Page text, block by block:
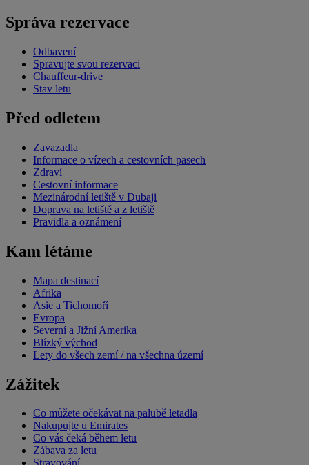
Správa rezervace
Odbavení
Spravujte svou rezervaci
Chauffeur-drive
Stav letu
Před odletem
Zavazadla
Informace o vízech a cestovních pasech
Zdraví
Cestovní informace
Mezinárodní letiště v Dubaji
Doprava na letiště a z letiště
Pravidla a oznámení
Kam létáme
Mapa destinací
Afrika
Asie a Tichomoří
Evropa
Severní a Jižní Amerika
Blízký východ
Lety do všech zemí / na všechna území
Zážitek
Co můžete očekávat na palubě letadla
Nakupujte u Emirates
Co vás čeká během letu
Zábava za letu